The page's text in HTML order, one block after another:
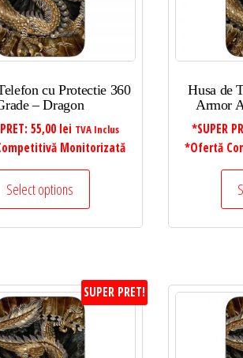
cu Protectie 360
– Dragon
55,00 lei TVA Inclus
Monitorizată
Select options
Husa de
Armor
*SUPER
*Ofertă
SUPER PRET!